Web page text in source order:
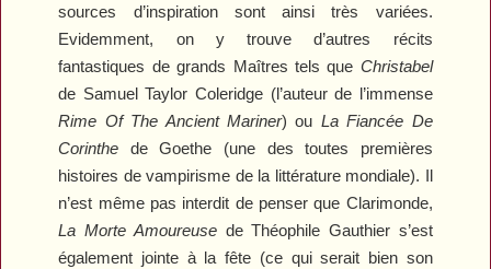
sources d’inspiration sont ainsi très variées.
Evidemment, on y trouve d’autres récits
fantastiques de grands Maîtres tels que Christabel
de Samuel Taylor Coleridge (l’auteur de l’immense
Rime Of The Ancient Mariner) ou La Fiancée De
Corinthe de Goethe (une des toutes premières
histoires de vampirisme de la littérature mondiale). Il
n’est même pas interdit de penser que Clarimonde,
La Morte Amoureusede Théophile Gauthier s’est
également jointe à la fête (ce qui serait bien son